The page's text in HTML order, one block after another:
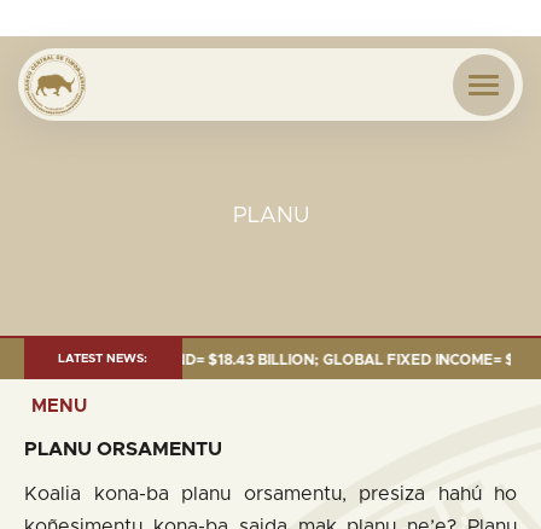
PLANU
LATEST NEWS:
2026:TOTAL FUND= $18.43 BILLION; GLOBAL FIXED INCOME= $12.54
MENU
PLANU ORSAMENTU
Koalia kona-ba planu orsamentu, presiza hahú ho